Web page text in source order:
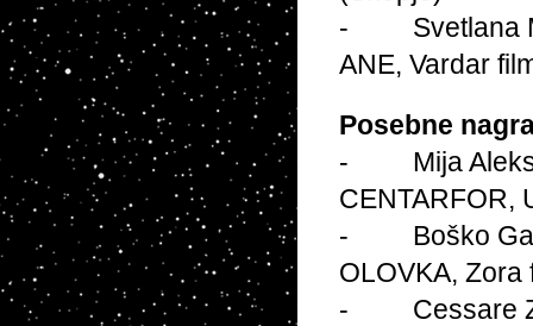
- Svetlana
ANE, Vardar
Posebne
- Mija Aleksić
CENTARFOR,
- Boško
OLOVKA,
- Cessare